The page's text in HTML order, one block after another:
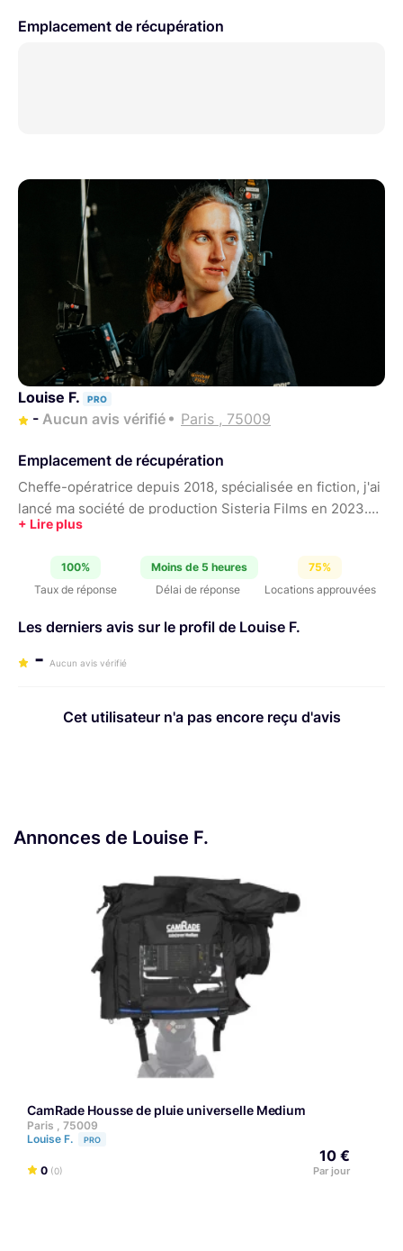
Emplacement de récupération
Louise F. PRO
- Aucun avis vérifié Paris , 75009
Emplacement de récupération
Cheffe-opératrice depuis 2018, spécialisée en fiction, j'ai
lancé ma société de production Sisteria Films en 2023.
Dotée de deux caméras ARRI (une Alexa Plus avec
d'optiques (Ultra Prime et Lomo anamorphiques), je peux
répondre à vos besoins techniques.
100%
Taux de réponse
Moins de 5 heures
Délai de réponse
75%
Locations approuvées
Les derniers avis sur le profil de Louise F.
- Aucun avis vérifié
Cet utilisateur n'a pas encore reçu d'avis
Annonces de Louise F.
CamRade Housse de pluie universelle Medium
Paris , 75009
Louise F.
PRO
0 (0)
10 €
Par jour